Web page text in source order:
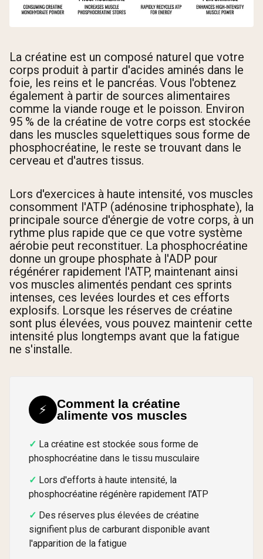
La créatine est un composé naturel que votre
corps produit à partir d'acides aminés dans le
foie, les reins et le pancréas. Vous l'obtenez
également à partir de sources alimentaires
comme la viande rouge et le poisson. Environ
95 % de la créatine de votre corps est stockée
dans les muscles squelettiques sous forme de
phosphocréatine, le reste se trouvant dans le
cerveau et d'autres tissus.
Lors d'exercices à haute intensité, vos muscles
consomment l'ATP (adénosine triphosphate), la
principale source d'énergie de votre corps, à un
rythme plus rapide que ce que votre système
aérobie peut reconstituer. La phosphocréatine
donne un groupe phosphate à l'ADP pour
régénérer rapidement l'ATP, maintenant ainsi
vos muscles alimentés pendant ces sprints
intenses, ces levées lourdes et ces efforts
explosifs. Lorsque les réserves de créatine
sont plus élevées, vous pouvez maintenir cette
intensité plus longtemps avant que la fatigue
ne s'installe.
⚡
Comment la créatine
alimente vos muscles
La créatine est stockée sous forme de
phosphocréatine dans le tissu musculaire
Lors d'efforts à haute intensité, la
phosphocréatine régénère rapidement l'ATP
Des réserves plus élevées de créatine
signifient plus de carburant disponible avant
l'apparition de la fatigue